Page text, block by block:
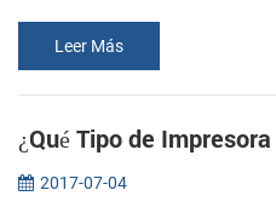
ideales p...
Leer Más
2017-07-04